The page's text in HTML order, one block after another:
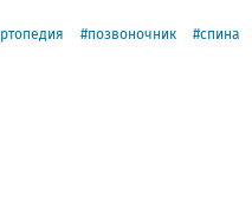
позвоночник спина